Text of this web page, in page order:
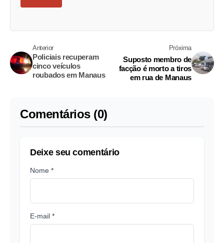
Anterior
Policiais recuperam
cinco veículos
roubados em Manaus
Próxima
Suposto membro de
facção é morto a tiros
em rua de Manaus
Comentários (0)
Deixe seu comentário
Nome *
E-mail *